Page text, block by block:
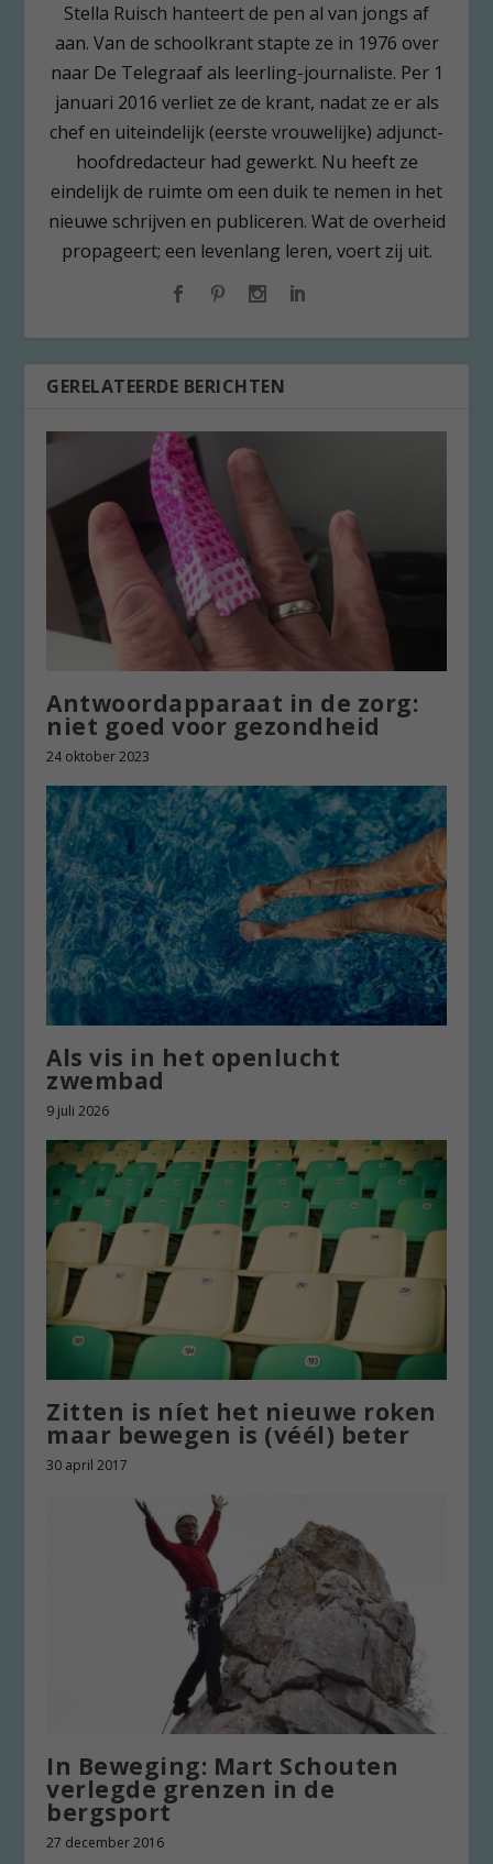
Stella Ruisch hanteert de pen al van jongs af
aan. Van de schoolkrant stapte ze in 1976 over
naar De Telegraaf als leerling-journaliste. Per 1
januari 2016 verliet ze de krant, nadat ze er als
chef en uiteindelijk (eerste vrouwelijke) adjunct-
hoofdredacteur had gewerkt. Nu heeft ze
eindelijk de ruimte om een duik te nemen in het
nieuwe schrijven en publiceren. Wat de overheid
propageert; een levenlang leren, voert zij uit.
GERELATEERDE BERICHTEN
Antwoordapparaat in de zorg:
niet goed voor gezondheid
24 oktober 2023
Als vis in het openlucht
zwembad
9 juli 2026
Zitten is níet het nieuwe roken
maar bewegen is (véél) beter
30 april 2017
In Beweging: Mart Schouten
verlegde grenzen in de
bergsport
27 december 2016